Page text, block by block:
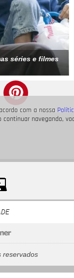
com a nossa
continuar navegando,
séries e filmes
seus bebês
reservados